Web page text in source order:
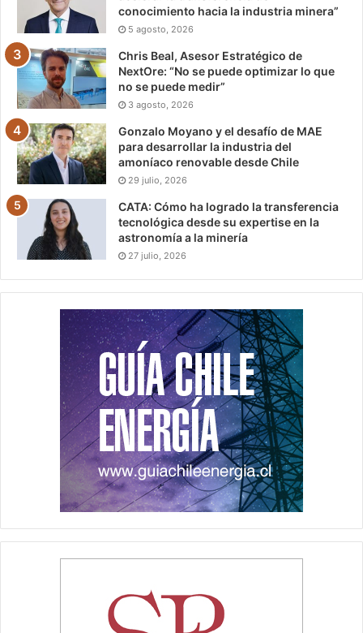
conocimiento hacia la industria minera”
5 agosto, 2026
Chris Beal, Asesor Estratégico de
NextOre: “No se puede optimizar lo que
no se puede medir”
3 agosto, 2026
Gonzalo Moyano y el desafío de MAE
para desarrollar la industria del
amoníaco renovable desde Chile
29 julio, 2026
CATA: Cómo ha logrado la transferencia
tecnológica desde su expertise en la
astronomía a la minería
27 julio, 2026